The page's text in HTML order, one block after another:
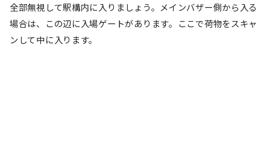
全部無視して駅構内に入りましょう。メインバザー側から入る
場合は、この辺に入場ゲートがあります。ここで荷物をスキャ
ンして中に入ります。